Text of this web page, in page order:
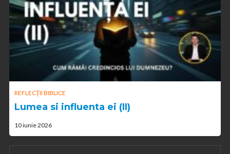
REFLECȚII BIBLICE
Lumea si influenta ei (II)
10 iunie 2026